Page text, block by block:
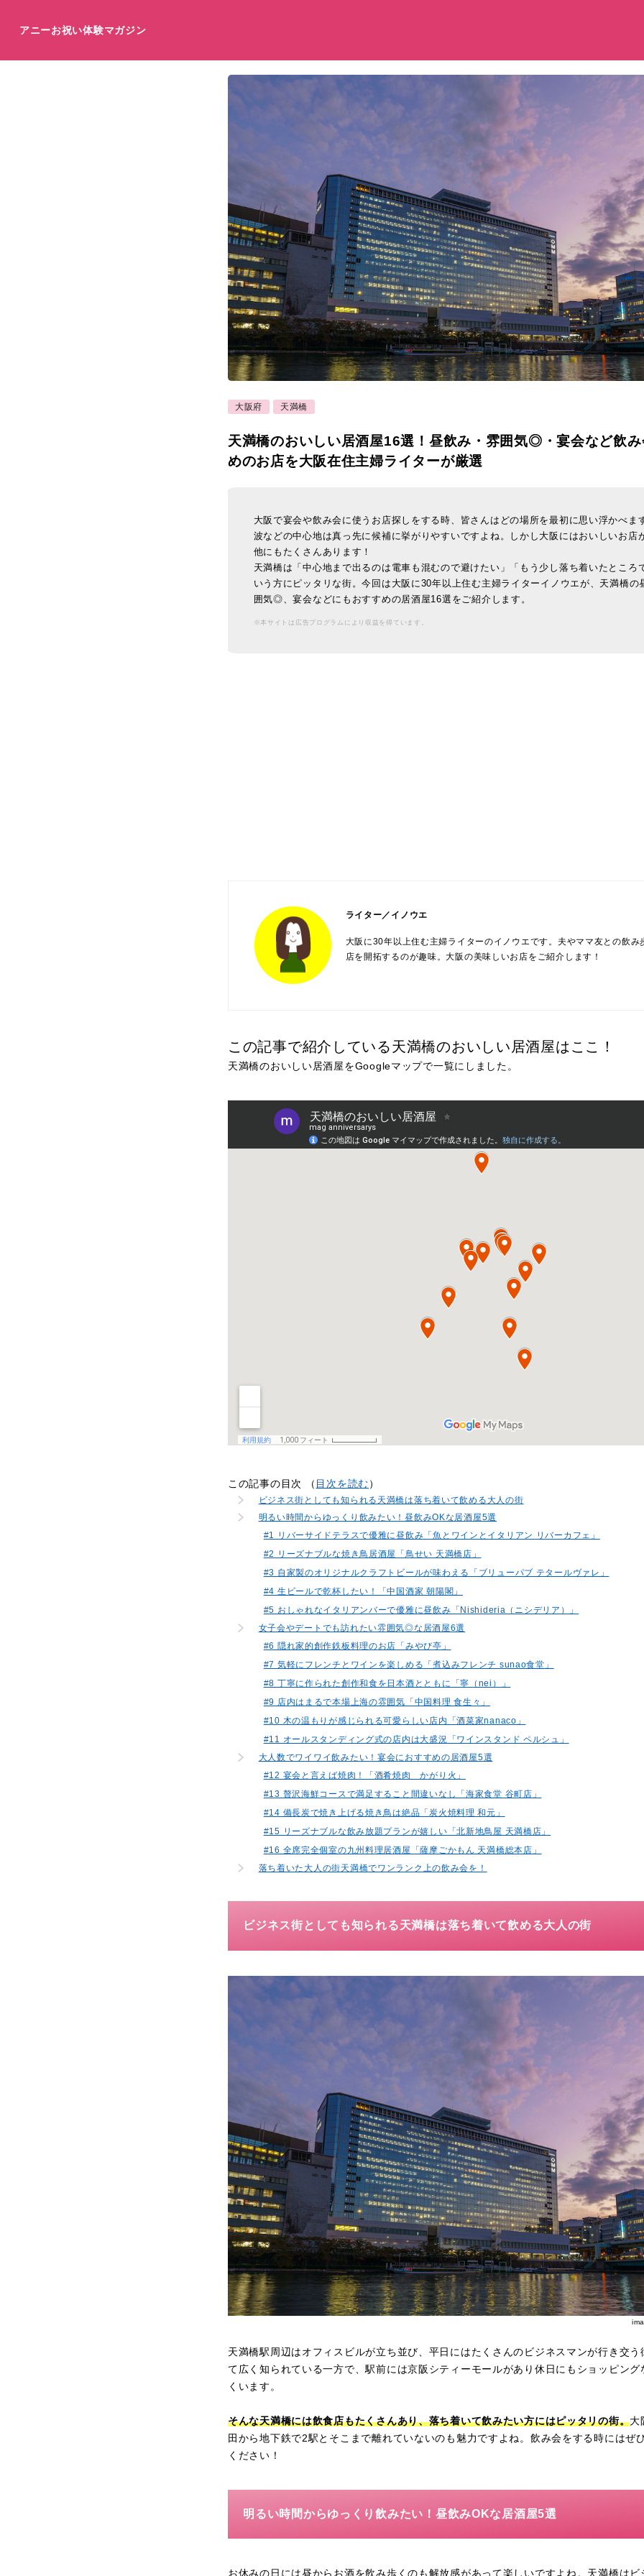
アニーお祝い体験マガジン
大阪府 天満橋
天満橋のおいしい居酒屋16選！昼飲み・雰囲気◎・宴会など飲
めのお店を大阪在住主婦ライターが厳選
大阪で宴会や飲み会に使うお店探しをする時、皆さんはどの場所を最初に思い浮かべま
波などの中心地は真っ先に候補に挙がりやすいですよね。しかし大阪にはおいしいお店
他にもたくさんあります！
天満橋は「中心地まで出るのは電車も混むので避けたい」「もう少し落ち着いたところ
いう方にピッタリな街。今回は大阪に30年以上住む主婦ライターイノウエが、天満橋の
囲気◎、宴会などにもおすすめの居酒屋16選をご紹介します。
※本サイトは広告プログラムにより収益を得ています。
ライター／イノウエ
大阪に30年以上住む主婦ライターのイノウエです。夫やママ友との飲み
店を開拓するのが趣味。大阪の美味しいお店をご紹介します！
この記事で紹介している天満橋のおいしい居酒屋はここ！
天満橋のおいしい居酒屋をGoogleマップで一覧にしました。
この記事の目次 （ 目次を読む ）
ビジネス街としても知られる天満橋は落ち着いて飲める大人の街
明るい時間からゆっくり飲みたい！昼飲みOKな居酒屋5選
#1 リバーサイドテラスで優雅に昼飲み「魚とワインとイタリアン リバーカフェ」
#2 リーズナブルな焼き鳥居酒屋「鳥せい 天満橋店」
#3 自家製のオリジナルクラフトビールが味わえる「ブリューパブ テタールヴァレ」
#4 生ビールで乾杯したい！「中国酒家 朝陽閣」
#5 おしゃれなイタリアンバーで優雅に昼飲み「Nishideria（ニシデリア）」
女子会やデートでも訪れたい雰囲気◎な居酒屋6選
#6 隠れ家的創作鉄板料理のお店「みやび亭」
#7 気軽にフレンチとワインを楽しめる「煮込みフレンチ sunao食堂」
#8 丁寧に作られた創作和食を日本酒とともに「寧（nei）」
#9 店内はまるで本場上海の雰囲気「中国料理 食生々」
#10 木の温もりが感じられる可愛らしい店内「酒菜家nanaco」
#11 オールスタンディング式の店内は大盛況「ワインスタンド ペルシュ」
大人数でワイワイ飲みたい！宴会におすすめの居酒屋5選
#12 宴会と言えば焼肉！「酒肴焼肉 かがり火」
#13 贅沢海鮮コースで満足すること間違いなし「海家食堂 谷町店」
#14 備長炭で焼き上げる焼き鳥は絶品「炭火焼料理 和元」
#15 リーズナブルな飲み放題プランが嬉しい「北新地鳥屋 天満橋店」
#16 全席完全個室の九州料理居酒屋「薩摩ごかもん 天満橋総本店」
落ち着いた大人の街天満橋でワンランク上の飲み会を！
ビジネス街としても知られる天満橋は落ち着いて飲める大人の街
天満橋駅周辺はオフィスビルが立ち並び、平日にはたくさんのビジネスマンが行き交う
て広く知られている一方で、駅前には京阪シティーモールがあり休日にもショッピング
くいます。
そんな天満橋には飲食店もたくさんあり、落ち着いて飲みたい方にはピッタリの街。大
田から地下鉄で2駅とそこまで離れていないのも魅力ですよね。飲み会をする時にはぜ
ください！
明るい時間からゆっくり飲みたい！昼飲みOKな居酒屋5選
お休みの日には昼からお酒を飲み歩くのも解放感があって楽しいですよね。天満橋はビ